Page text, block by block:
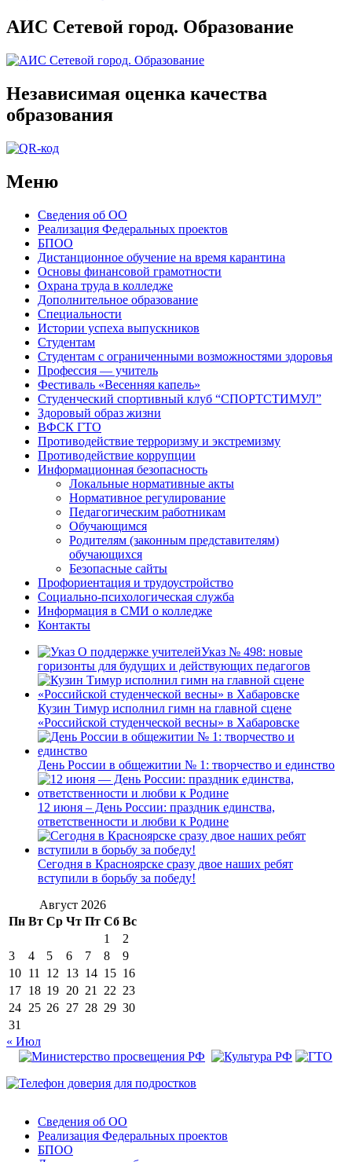
АИС Сетевой город. Образование
Независимая оценка качества
образования
Меню
Сведения об ОО
Реализация Федеральных проектов
БПОО
Дистанционное обучение на время карантина
Основы финансовой грамотности
Охрана труда в колледже
Дополнительное образование
Специальности
Истории успеха выпускников
Студентам
Студентам с ограниченными возможностями здоровья
Профессия — учитель
Фестиваль «Весенняя капель»
Студенческий спортивный клуб “СПОРТСТИМУЛ”
Здоровый образ жизни
ВФСК ГТО
Противодействие терроризму и экстремизму
Противодействие коррупции
Информационная безопасность
Локальные нормативные акты
Нормативное регулирование
Педагогическим работникам
Обучающимся
Родителям (законным представителям)
обучающихся
Безопасные сайты
Профориентация и трудоустройство
Социально-психологическая служба
Информация в СМИ о колледже
Контакты
Указ № 498: новые
горизонты для будущих и действующих педагогов
Кузин Тимур исполнил гимн на главной сцене
«Российской студенческой весны» в Хабаровске
День России в общежитии № 1: творчество и единство
12 июня – День России: праздник единства,
ответственности и любви к Родине
Сегодня в Красноярске сразу двое наших ребят
вступили в борьбу за победу!
Август 2026
Пн Вт Ср Чт Пт Сб Вс
1
2
3
4 5 6 7 8
9
10 11 12 13 14 15 16
17 18 19 20 21 22 23
24 25 26 27 28 29 30
31
« Июл
Сведения об ОО
Реализация Федеральных проектов
БПОО